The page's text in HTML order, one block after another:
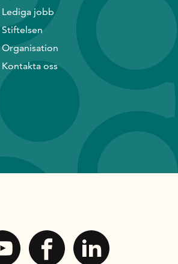
Lediga jobb
Stiftelsen
Organisation
Kontakta oss